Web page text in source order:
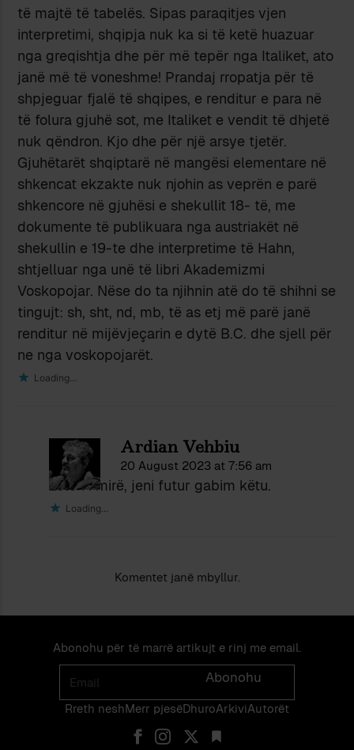
të majtë të tabelës. Sipas paraqitjes vjen
interpretimi, shqipja nuk ka si të ketë huazuar
nga greqishtja dhe për më tepër nga Italiket, ato
janë më të voneshme! Prandaj rropatja për të
shpjeguar fjalë të shqipes, e renditur e para në
të folura gjuhë sot, me Italiket e vendit të dhjetë
nuk qëndron. Kjo dhe për një arsye tjetër.
Gjuhëtarët shqiptarë në mangësi elementare në
shkencat ekzakte nuk njohin as veprën e parë
shkencore në gjuhësi e shekullit 18- të, me
dokumente të publikuara nga austriakët në
shekullin e 19-te dhe interpretime të Hahn,
shtjelluar nga unë të libri Akademizmi
Voskopojar. Nëse do ta njihnin atë do të shihni se
tingujt: sh, sht, nd, mb, të as etj më parë janë
renditur në mijëvjeçarin e dytë B.C. dhe sjell për
ne nga voskopojarët.
Loading...
Ardian Vehbiu
20 August 2023 at 7:56 am
Zotëri i mirë, jeni futur gabim këtu.
Loading...
Komentet janë mbyllur.
Abonohu për të marrë artikujt e rinj me email.
Email
Abonohu
Rreth neshMerr pjes​​ë​DhuroArkiviAutorët